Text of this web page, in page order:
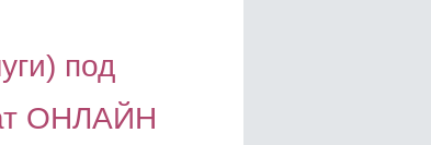
под
ОНЛАЙН